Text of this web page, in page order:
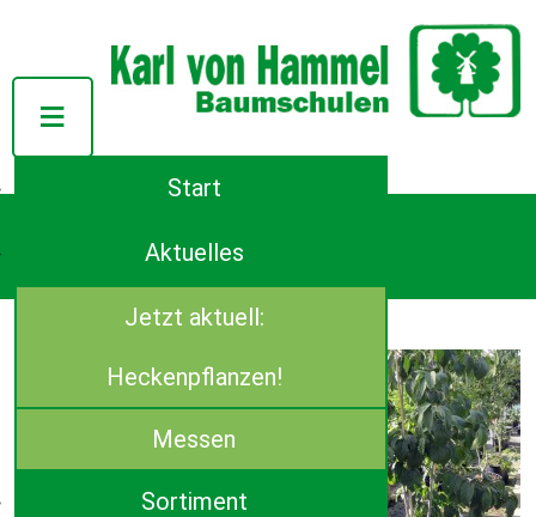
D-26639 Wiesmoor
E-Mail:info(at)von-hammel.de
Davidia (Taubenbaum)
Davidia involucrata
Start
Aktuelles
Jetzt aktuell:
Heckenpflanzen!
Messen
Sortiment